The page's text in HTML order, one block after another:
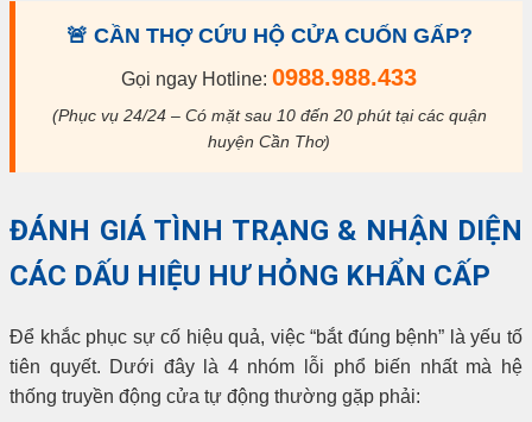
🚨 CẦN THỢ CỨU HỘ CỬA CUỐN GẤP?
Gọi ngay Hotline: 0988.988.433
(Phục vụ 24/24 – Có mặt sau 10 đến 20 phút tại các quận
huyện Cần Thơ)
ĐÁNH GIÁ TÌNH TRẠNG & NHẬN DIỆN
CÁC DẤU HIỆU HƯ HỎNG KHẨN CẤP
Để khắc phục sự cố hiệu quả, việc “bắt đúng bệnh” là yếu tố
tiên quyết. Dưới đây là 4 nhóm lỗi phổ biến nhất mà hệ
thống truyền động cửa tự động thường gặp phải: